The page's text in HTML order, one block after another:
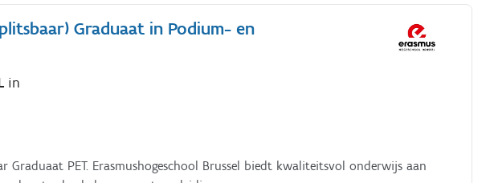
Graduaat in Podium- en
in
Graduaat PET. Erasmushogeschool Brussel biedt kwaliteitsvol onderwijs aan